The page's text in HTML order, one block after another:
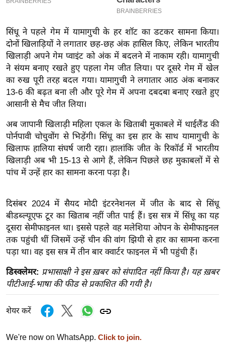
र
सा
ल
बे
मि
सा
श
ख्सि
य
त
इं
डि
या
सा
त्य
ज
त
ऑ
सिंधू ने पहले गेम में यामागुची के हर शॉट का डटकर सामना किया।
दोनों खिलाड़ियों ने लगातार छह-छह अंक हासिल किए, लेकिन भारतीय
खिलाड़ी अपने गेम प्वाइंट को अंक में बदलने में नाकाम रही। यामागुची
ने संयम बनाए रखते हुए पहला गेम जीत लिया। पर दूसरे गेम में खेल
का रुख पूरी तरह बदल गया। यामागुची ने लगातार आठ अंक बनाकर
13-6 की बढ़त बना ली और पूरे गेम में अपना दबदबा बनाए रखते हुए
आसानी से मैच जीत लिया।
अब जापानी खिलाड़ी महिला एकल के खिताबी मुकाबले में थाईलैंड की
पोर्नपावी चोचुवोंग से भिड़ेंगी। सिंधू का इस हार के साथ यामागुची के
खिलाफ हालिया संघर्ष जारी रहा। हालांकि जीत के रिकॉर्ड में भारतीय
खिलाड़ी अब भी 15-13 से आगे हैं, लेकिन पिछले छह मुकाबलों में से
पांच में उन्हें हार का सामना करना पड़ा है।
दिसंबर 2024 में सैयद मोदी इंटरनेशनल में जीत के बाद से सिंधू
बीडब्ल्यूएफ टूर का खिताब नहीं जीत पाई हैं। इस सत्र में सिंधू का यह
दूसरा सेमीफाइनल था। इससे पहले वह मलेशिया ओपन के सेमीफाइनल
तक पहुंची थीं जिसमें उन्हें चीन की वांग झियी से हार का सामना करना
पड़ा था। वह इस सत्र में तीन बार क्वार्टर फाइनल में भी पहुंची हैं।
डिस्क्लेमर: प्रभासाक्षी ने इस ख़बर को संपादित नहीं किया है। यह ख़बर
पीटीआई-भाषा की फीड से प्रकाशित की गयी है।
शेयर करें
We're now on WhatsApp. Click to join.